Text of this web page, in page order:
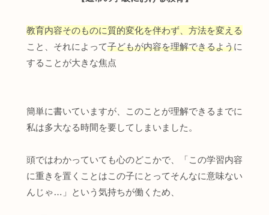
教育内容そのものに質的変化を伴わず、方法を変える
こと、それによって子どもが内容を理解できるように
することが大きな焦点
簡単に書いていますが、このことが理解できるまでに
私は多大なる時間を要してしまいました。
頭ではわかっていても心のどこかで、「この学習内容
に重きを置くことはこの子にとってそんなに意味ない
んじゃ…」という気持ちが働くため、